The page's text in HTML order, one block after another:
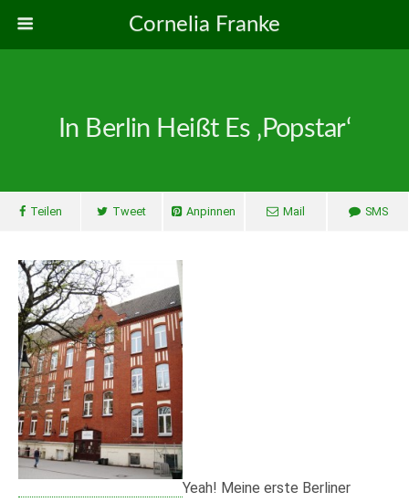
Cornelia Franke
In Berlin Heißt Es ‚Popstar‘
Teilen Tweet Anpinnen Mail SMS
Yeah! Meine erste Berliner